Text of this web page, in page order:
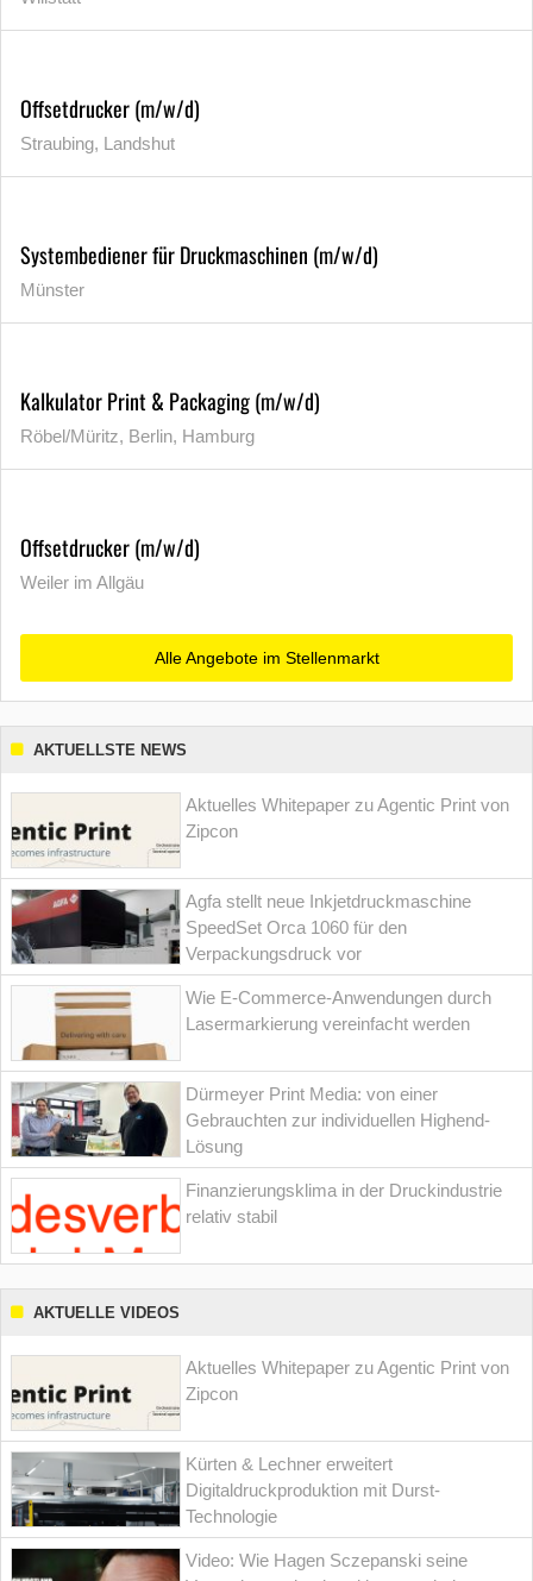
Offsetdrucker (m/w/d)
Straubing, Landshut
Systembediener für Druckmaschinen (m/w/d)
Münster
Kalkulator Print & Packaging (m/w/d)
Röbel/Müritz, Berlin, Hamburg
Offsetdrucker (m/w/d)
Weiler im Allgäu
Alle Angebote im Stellenmarkt
AKTUELLSTE NEWS
Aktuelles Whitepaper zu Agentic Print von
Zipcon
Agfa stellt neue Inkjetdruckmaschine
SpeedSet Orca 1060 für den
Verpackungsdruck vor
Wie E-Commerce-Anwendungen durch
Lasermarkierung vereinfacht werden
Dürmeyer Print Media: von einer
Gebrauchten zur individuellen Highend-
Lösung
Finanzierungsklima in der Druckindustrie
relativ stabil
AKTUELLE VIDEOS
Aktuelles Whitepaper zu Agentic Print von
Zipcon
Kürten & Lechner erweitert
Digitaldruckproduktion mit Durst-
Technologie
Video: Wie Hagen Sczepanski seine